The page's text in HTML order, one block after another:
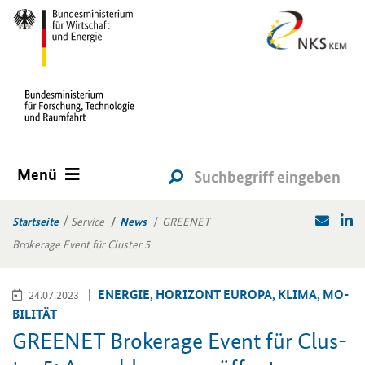
Menü
Startseite Service News
GREENET
Brokerage Event für Cluster 5
24.07.2023
EN­ER­GIE, HO­RI­ZONT EU­RO­PA, KLIMA, MO­
BI­LI­TÄT
GREE­N­ET Bro­ke­rage Event für Clus­